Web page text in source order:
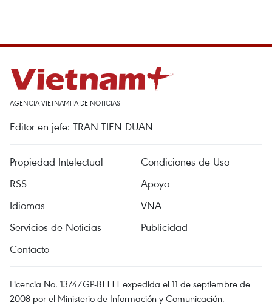
AGENCIA VIETNAMITA DE NOTICIAS
Editor en jefe: TRAN TIEN DUAN
Propiedad Intelectual
Condiciones de Uso
RSS
Apoyo
Idiomas
VNA
Servicios de Noticias
Publicidad
Contacto
Licencia No. 1374/GP-BTTTT expedida el 11 de septiembre de
2008 por el Ministerio de Información y Comunicación.